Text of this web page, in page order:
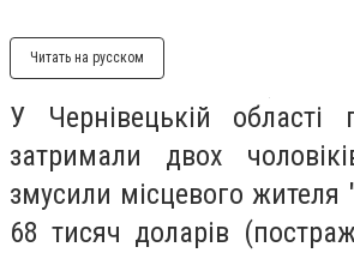
Читать на русском
У Чернівецькій області
затримали двох
змусили місцевого жителя
68 тисяч доларів